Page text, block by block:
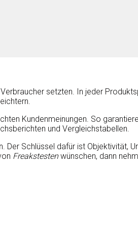
setzten. In jeder
Kundenmeinungen. So
und Vergleichstabellen.
Schlüssel dafür ist Objektivität,
Freakstestenwünschen, dann